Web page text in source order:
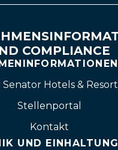
COMPLIANCE
Senator Hotels &
Stellenportal
Kontakt
UND EINHALTUNG